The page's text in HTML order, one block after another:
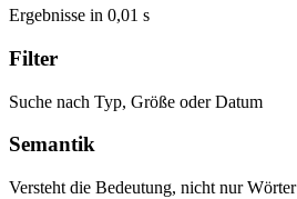
Ergebnisse in 0,01 s
Filter
Suche nach Typ, Größe oder Datum
Semantik
Versteht die Bedeutung, nicht nur Wörter